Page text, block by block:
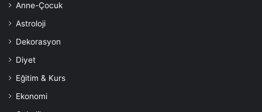
Düzenli Sporu Yaşam Tarzınız
Haline Getirin
Anne-Çocuk
Astroloji
Dekorasyon
Diyet
Eğitim & Kurs
Ekonomi